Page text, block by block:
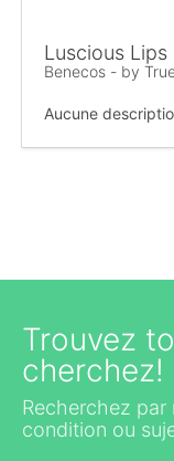
Luscious Lips
Benecos - by
Aucune
Trouvez
cherchez!
Recherchez par
condition ou